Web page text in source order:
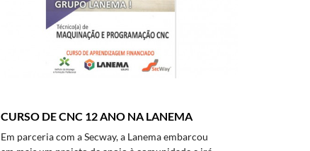
CURSO DE CNC 12 ANO NA LANEMA
Em parceria com a Secway, a Lanema embarcou